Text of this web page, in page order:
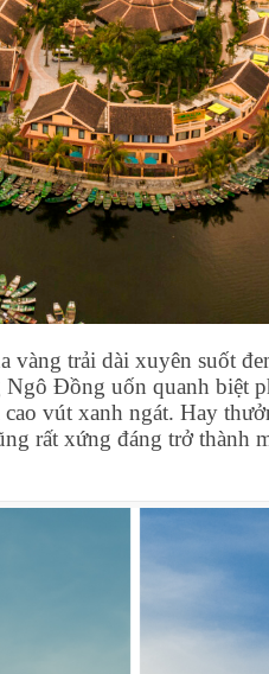
vàng trải dài xuyên suốt
Đồng uốn quanh biệt
vút xanh ngát. Hay
rất xứng đáng trở thành